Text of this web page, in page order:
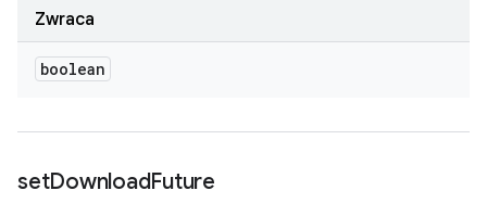
Zwraca
boolean
setDownloadFuture